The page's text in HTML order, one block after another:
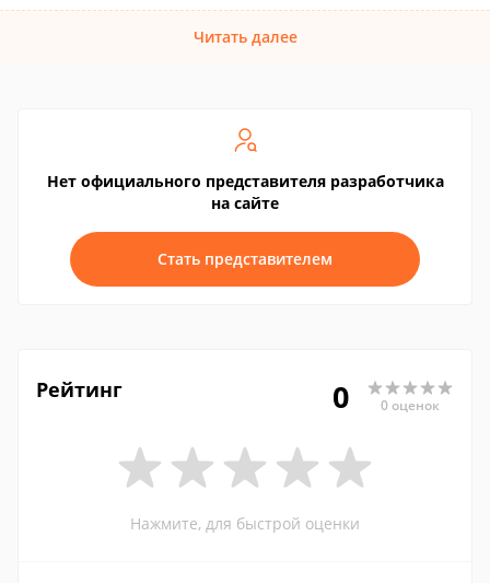
Читать далее
Нет официального представителя разработчика
на сайте
Стать представителем
Рейтинг 0 0 оценок
Нажмите, для быстрой оценки